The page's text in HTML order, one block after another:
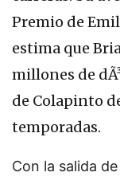
Premio de
estima que
millones de
de Colapinto
temporadas.
Con la salida